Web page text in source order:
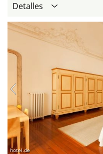
Detalles
hotel.de